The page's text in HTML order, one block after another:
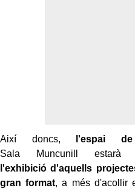
Així doncs, l'espai
Sala
Muncunill estarà
l'exhibició d'aquells
gran format, a més d'acollir